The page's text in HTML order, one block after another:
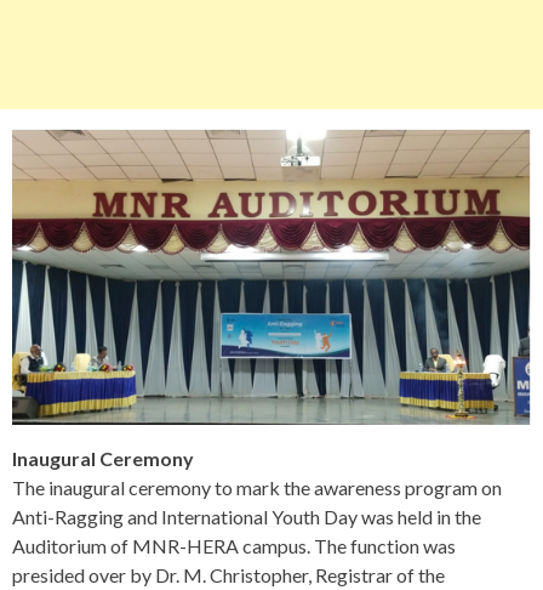
Inaugural Ceremony
The inaugural ceremony to mark the awareness program on
Anti-Ragging and International Youth Day was held in the
Auditorium of MNR-HERA campus. The function was
presided over by Dr. M. Christopher, Registrar of the